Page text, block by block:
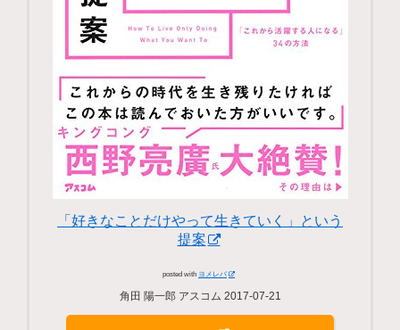
「好きなことだけやって生きていく」という
提案
posted with ヨメレバ
角田 陽一郎 アスコム 2017-07-21